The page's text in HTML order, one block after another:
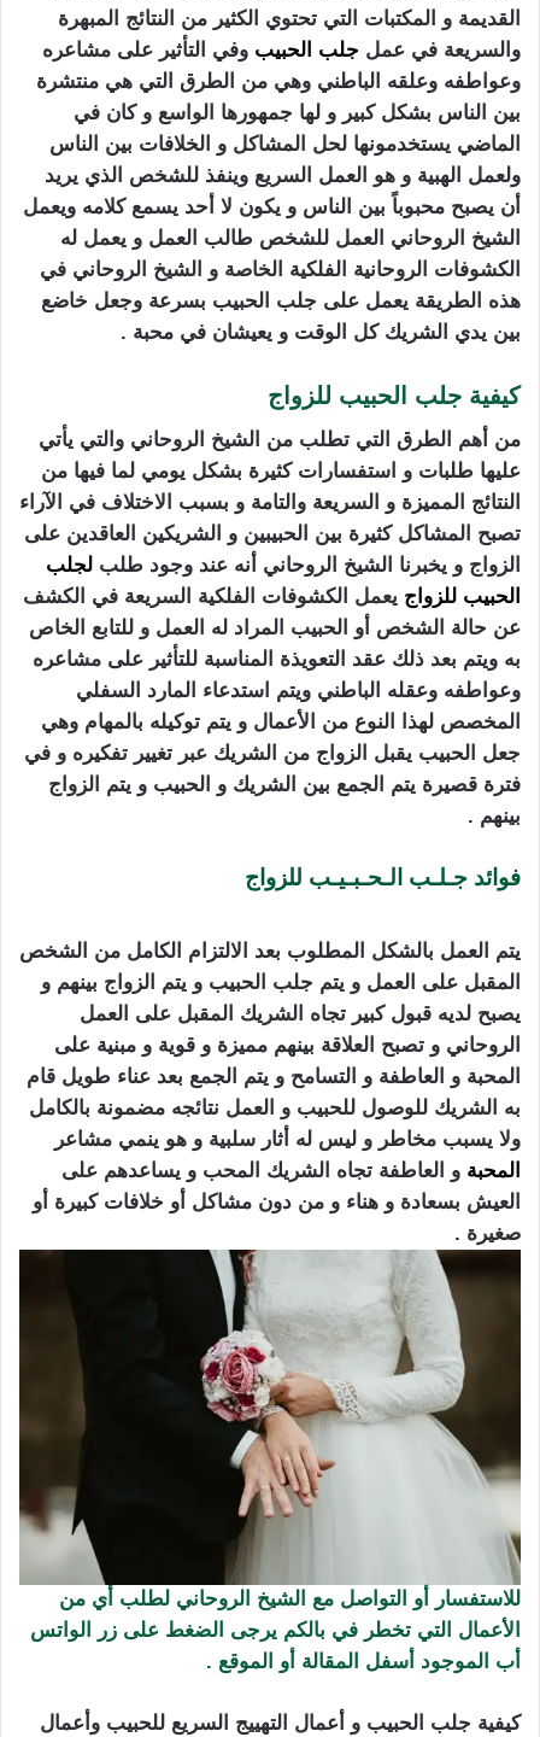
القديمة و المكتبات التي تحتوي الكثير من النتائج المبهرة
والسريعة في عمل جلب الحبيب وفي التأثير على مشاعره
وعواطفه وعلقه الباطني وهي من الطرق التي هي منتشرة
بين الناس بشكل كبير و لها جمهورها الواسع و كان في
الماضي يستخدمونها لحل المشاكل و الخلافات بين الناس
ولعمل الهبية و هو العمل السريع وينفذ للشخص الذي يريد
أن يصبح محبوباً بين الناس و يكون لا أحد يسمع كلامه ويعمل
الشيخ الروحاني العمل للشخص طالب العمل و يعمل له
الكشوفات الروحانية الفلكية الخاصة و الشيخ الروحاني في
هذه الطريقة يعمل على جلب الحبيب بسرعة وجعل خاضع
بين يدي الشريك كل الوقت و يعيشان في محبة .
كيفية جلب الحبيب للزواج
من أهم الطرق التي تطلب من الشيخ الروحاني والتي يأتي
عليها طلبات و استفسارات كثيرة بشكل يومي لما فيها من
النتائج المميزة و السريعة والتامة و بسبب الاختلاف في الآراء
تصبح المشاكل كثيرة بين الحبيبين و الشريكين العاقدين على
الزواج و يخبرنا الشيخ الروحاني أنه عند وجود طلب لجلب
الحبيب للزواج يعمل الكشوفات الفلكية السريعة في الكشف
عن حالة الشخص أو الحبيب المراد له العمل و للتابع الخاص
به ويتم بعد ذلك عقد التعويذة المناسبة للتأثير على مشاعره
وعواطفه وعقله الباطني ويتم استدعاء المارد السفلي
المخصص لهذا النوع من الأعمال و يتم توكيله بالمهام وهي
جعل الحبيب يقبل الزواج من الشريك عبر تغيير تفكيره و في
فترة قصيرة يتم الجمع بين الشريك و الحبيب و يتم الزواج
بينهم .
فوائد جـلـب الـحـبـيـب للزواج
يتم العمل بالشكل المطلوب بعد الالتزام الكامل من الشخص
المقبل على العمل و يتم جلب الحبيب و يتم الزواج بينهم و
يصبح لديه قبول كبير تجاه الشريك المقبل على العمل
الروحاني و تصبح العلاقة بينهم مميزة و قوية و مبنية على
المحبة و العاطفة و التسامح و يتم الجمع بعد عناء طويل قام
به الشريك للوصول للحبيب و العمل نتائجه مضمونة بالكامل
ولا يسبب مخاطر و ليس له أثار سلبية و هو ينمي مشاعر
المحبة و العاطفة تجاه الشريك المحب و يساعدهم على
العيش بسعادة و هناء و من دون مشاكل أو خلافات كبيرة أو
صغيرة .
للاستفسار أو التواصل مع الشيخ الروحاني لطلب أي من
الأعمال التي تخطر في بالكم يرجى الضغط على زر الواتس
أب الموجود أسفل المقالة أو الموقع .
كيفية جلب الحبيب و أعمال التهييج السريع للحبيب وأعمال